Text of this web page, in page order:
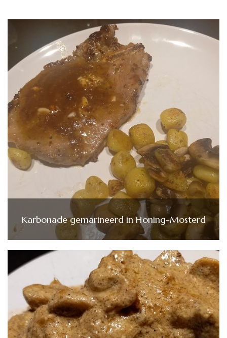
Karbonade gemarineerd in Honing-Mosterd